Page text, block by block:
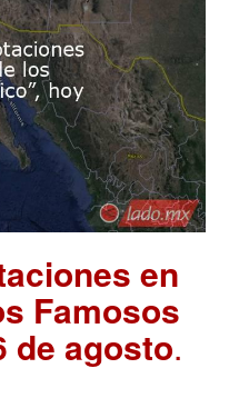
en
Famosos
de agosto.